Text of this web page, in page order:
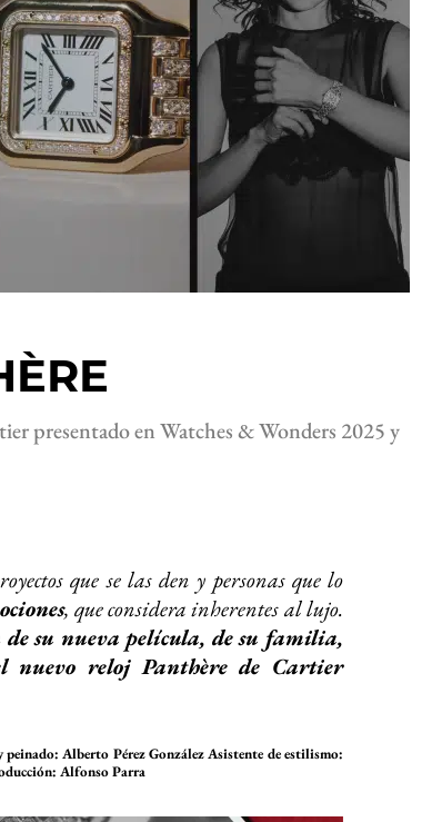
presentado en Watches & Wonders 2025 y
que se las den y personas que lo
, que considera inherentes al lujo.
de su nueva película, de su familia,
nuevo reloj Panthère de Cartier
Alberto Pérez González Asistente de estilismo:
Alfonso Parra